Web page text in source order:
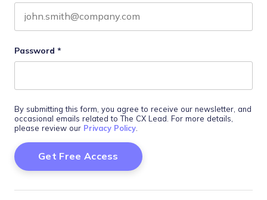
Password *
By submitting this form, you agree to receive our newsletter, and
occasional emails related to The CX Lead. For more details,
please review our Privacy Policy.